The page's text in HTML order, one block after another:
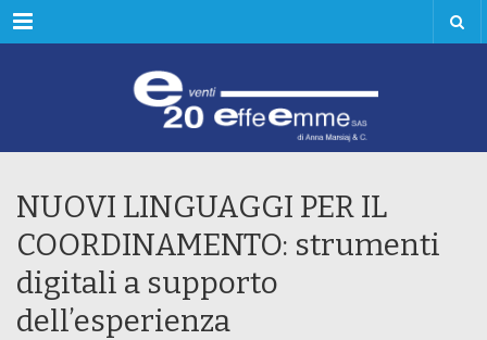
Menu
NUOVI LINGUAGGI PER IL
COORDINAMENTO: strumenti
digitali a supporto
dell’esperienza